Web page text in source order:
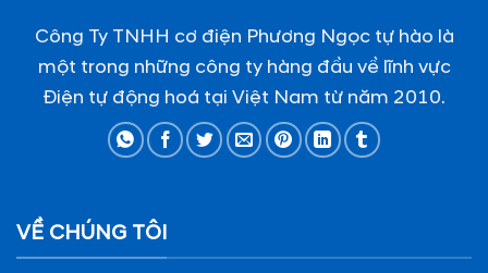
Công Ty TNHH cơ điện Phương Ngọc tự hào là
một trong những công ty hàng đầu về lĩnh vực
Điện tự động hoá tại Việt Nam từ năm 2010.
VỀ CHÚNG TÔI